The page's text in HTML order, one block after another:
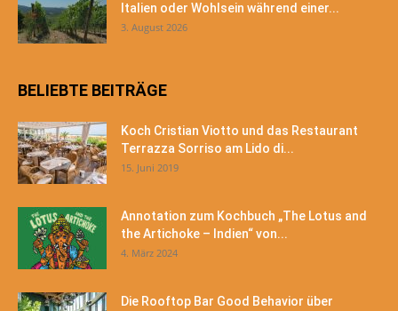
Italien oder Wohlsein während einer...
3. August 2026
BELIEBTE BEITRÄGE
Koch Cristian Viotto und das Restaurant
Terrazza Sorriso am Lido di...
15. Juni 2019
Annotation zum Kochbuch „The Lotus and
the Artichoke – Indien“ von...
4. März 2024
Die Rooftop Bar Good Behavior über